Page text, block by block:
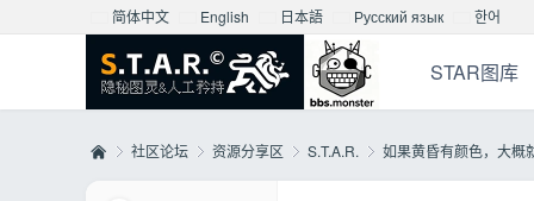
简体中文 English 日本語 Русский язык 한어
STAR图库
社区论坛 资源分享区 S.T.A.R. 如果黄昏有颜色，大概